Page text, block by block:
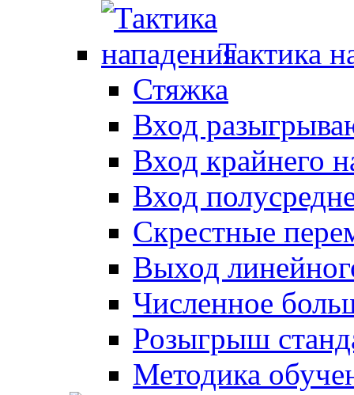
Тактика
Стяжка
Вход
Вход крайнего
Вход
Скрестные
Выход
Численное
Розыгрыш
Методика